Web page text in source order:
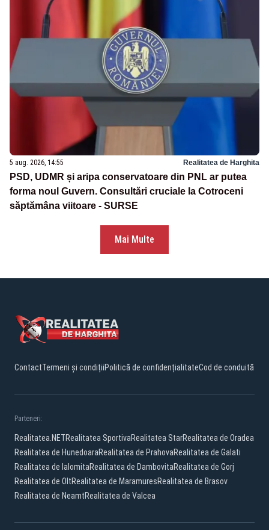
5 aug. 2026, 14:55 Realitatea de Harghita
PSD, UDMR și aripa conservatoare din PNL ar putea
forma noul Guvern. Consultări cruciale la Cotroceni
săptămâna viitoare - SURSE
Mai Multe
ContactTermeni și condițiiPolitică de confidențialitateCod de conduită
Parteneri:
Realitatea.NETRealitatea SportivaRealitatea StarRealitatea de Oradea
Realitatea de HunedoaraRealitatea de PrahovaRealitatea de Galati
Realitatea de IalomitaRealitatea de DambovitaRealitatea de Gorj
Realitatea de OltRealitatea de MaramuresRealitatea de Brasov
Realitatea de NeamtRealitatea de Valcea